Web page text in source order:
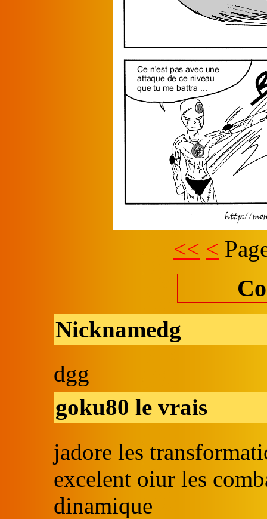
<< <
Nicknamedg
dgg
goku80 le vrais
jadore les
excelent oiur les
dinamique